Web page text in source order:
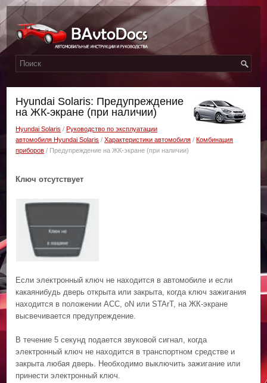
Hyundai Solaris: Предупреждение
на ЖК-экране (при наличии)
Hyundai Solaris /Руководство по эксплуатации
автомобиля Hyundai Solaris /Характеристики автомобиля /Комбинация
приборов / Предупреждение на ЖК-экране (при наличии)
Ключ отсутствует
Если электронный ключ не находится в автомобиле и если
какаянибудь дверь открыта или закрыта, когда ключ зажигания
находится в положении ACC, oN или STArT, на ЖК-экране
высвечивается предупреждение.
В течение 5 секунд подается звуковой сигнал, когда
электронный ключ не находится в транспортном средстве и
закрыта любая дверь. Необходимо выключить зажигание или
принести электронный ключ.